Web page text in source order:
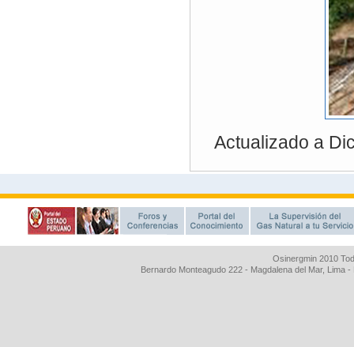
Osinergmin 2010
Bernardo Monteagudo 222 - Magdalena del Mar, Lima